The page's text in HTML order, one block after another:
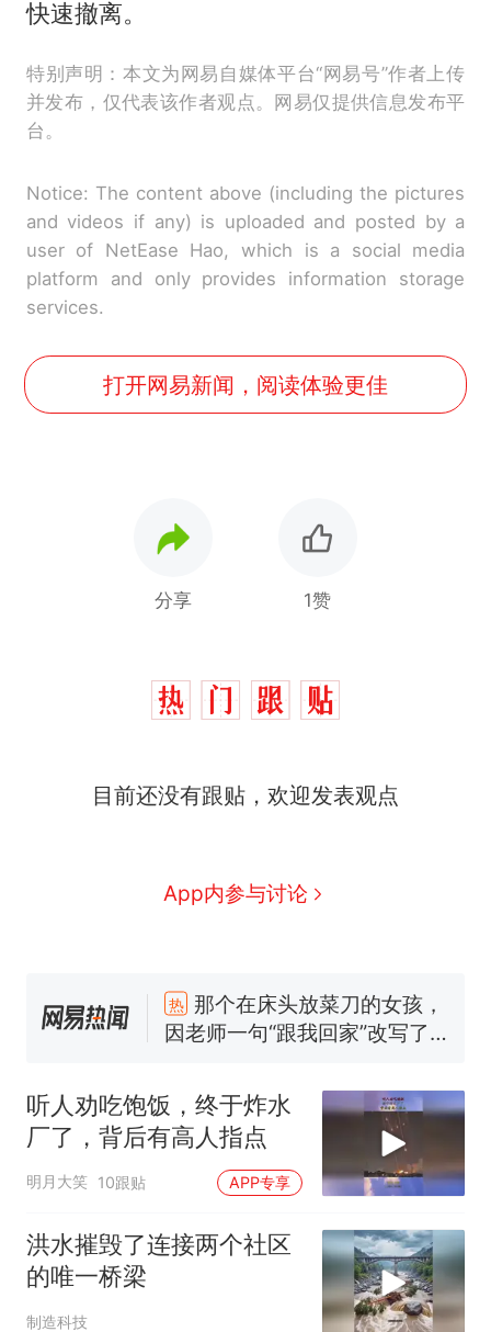
快速撤离。
特别声明：本文为网易自媒体平台“网易号”作者上传
并发布，仅代表该作者观点。网易仅提供信息发布平
台。
Notice: The content above (including the pictures
and videos if any) is uploaded and posted by a
user of NetEase Hao, which is a social media
platform and only provides information storage
services.
打开网易新闻，阅读体验更佳
分享 1赞
目前还没有跟贴，欢迎发表观点
App内参与讨论
热
那个在床头放菜刀的女孩，
因老师一句“跟我回家”改写了
么？
费大厨“全国小炒肉大王”称
号，仅凭视频评出？中国烹饪
协会回应
男子上山采菌偶然发现鸡枞菌
140多朵
美国渔民钓获鲨鱼徒手将其拽
回大海 目击者直呼震惊 （视频
来源：参考消息）
笔试第一被第二名传话劝弃考
听人劝吃饱饭，终于炸水
厂了，背后有高人指点
明月大笑 10跟贴 APP专享
洪水摧毁了连接两个社区
的唯一桥梁
制造科技